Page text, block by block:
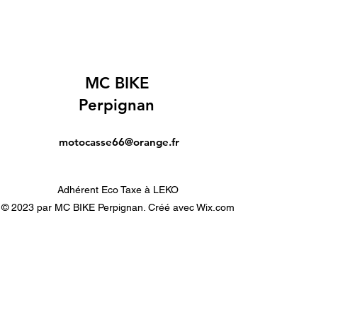
MC BIKE
Perpignan
motocasse66@orange.fr
Adhérent Eco Taxe à LEKO
© 2023 par MC BIKE Perpignan. Créé avec Wix.com